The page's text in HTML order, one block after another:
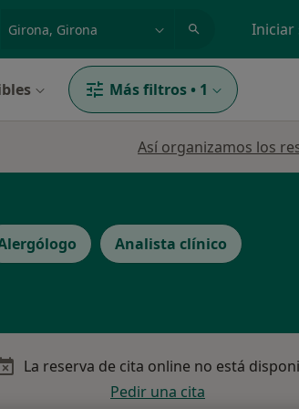
Iniciar
Más filtros • 1
Así organizamos los
Analista clínico
La reserva de cita online no está
Pedir una cita